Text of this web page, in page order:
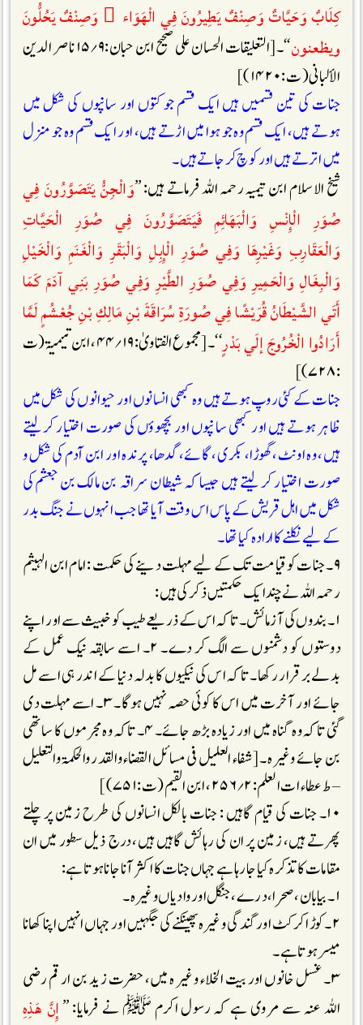
كِلَابٌ وَحَيَّاتٌ وَصِنْفٌ يَطِيرُونَ فِي الْهَوَاء ِ وَصِنْفٌ يَحُلُّونَ
ويظعنون
‘‘۔[التعلیقات الحسان علی صحیح ابن حبان:۹؍۱۵ ناصر الدین
الألبانی (ت :۱۴۲۰)]
جنات کی تین قسمیں ہیں ایک قسم جو کتوں اور سانپوں کی شکل میں
ہوتے ہیں، ایک قسم وہ جو ہوا میں اڑتے ہیں، اور ایک قسم وہ جو منزل
میں اترتے ہیں اور کوچ کر جاتے ہیں۔
شیخ الاسلام ابن تیمیہ رحمہ اللہ فرماتے ہیں: ’’وَالْجِنُّ يَتَصَوَّرُونَ فِي
صُوَرِ الْإِنْسِ وَالْبَهَائِمِ فَيَتَصَوَّرُونَ فِي صُوَرِ الْحَيَّاتِ
وَالْعَقَارِبِ وَغَيْرِهَا وَفِي صُوَرِ الْإِبِلِ وَالْبَقَرِ وَالْغَنَمِ وَالْخَيْلِ
وَالْبِغَالِ وَالْحَمِيرِ وَفِي صُوَرِ الطَّيْرِ وَفِي صُوَرِ بَنِي آدَمَ كَمَا
أَتَي الشَّيْطَانُ قُرَيْشًا فِي صُورَةِ سُرَاقَةَ بْنِ مَالِكِ بْنِ جُعْشُمٍ لَمَّا
أَرَادُوا الْخُرُوجَ إلَي بَدْرٍ
‘‘۔ [مجموع الفتاویٰ:۱۹؍۴۴، ابن تیمیۃ (ت
:۷۲۸)]
جنات کے کئی روپ ہوتے ہیں وہ کبھی انسانوں اور حیوانوں کی شکل میں
ظاہر ہوتے ہیں اور کبھی سانپوں اور بچھوؤں کی صورت اختیار کر لیتے
ہیں، وہ اونٹ، گھوڑا، بکری، گائے، گدھا، پرندہ اور ابن آدم کی شکل و
صورت اختیار کر لیتے ہیں جیسا کہ شیطان سراقہ بن مالک بن جعشم کی
شکل میں اہل قریش کے پاس اس وقت آیا تھا جب انہوں نے جنگ بدر
کے لیے نکلنے کا ارادہ کیا تھا ۔
۹۔ جنات کو قیامت تک کے لیے مہلت دینے کی حکمت : امام ابن الہیثم
رحمہ اللہ نے چند ایک حکمتیں ذکر کی ہیں :
۱۔ بندوں کی آزمائش ۔ تاکہ اس کے ذریعے طیب کو خبیث سے اور اپنے
دوستوں کو دشمنوں سے الگ کر دے۔ ۲۔ اسے سابقہ نیک عمل کے
بدلے برقرار رکھا۔ تاکہ اس کی نیکیوں کا بدلہ دنیا کے اندر ہی اسے مل
جائے اور آخرت میں اس کا کوئی حصہ نہیں ہوگا۔ ۳۔ اسے مہلت دی
گئی تاکہ وہ گناہ میں اور زیادہ بڑھ جائے۔ ۴۔ تاکہ وہ مجرموں کا ساتھی
بن جائے وغیرہ ۔ [شفاء العلیل فی مسائل القضاء والقدر والحکمۃ والتعلیل
– ط عطاء ات العلم:۲؍۲۵۶، ابن القیم (ت:۷۵۱)]
۱۰۔ جنات کی قیام گاہیں : جنات بالکل انسانوں کی طرح زمین پر چلتے
پھرتے ہیں، زمین پر ان کی رہائش گاہیں ہیں، درج ذیل سطور میں ان
مقامات کا تذکرہ کیا جارہا ہے جہاں جنات کا اکثر آنا جانا ہوتا ہے:
۱۔ بیابان، صحرا، درے ، جنگل اور وادیاں وغیرہ۔
۲۔ کوڑا کرکٹ اور گندگی و غیرہ پھینکنے کی جگہیں اور جہاں انہیں اپنا کھانا
میسر ہوتا ہے۔
۳۔ غسل خانوں اور بیت الخلاء وغیر ہ میں، حضرت زید بن ارقم رضی
اللہ عنہ سے مروی ہے کہ رسول اکرم ﷺ نے فرمایا: ’’إِنَّ هَذِهِ